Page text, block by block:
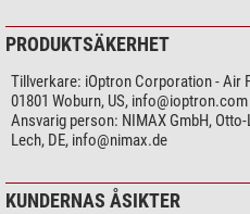
PRODUKTSÄKERHET
Tillverkare: iOptron Corporation - Air
01801 Woburn, US, info@ioptron.com
Ansvarig person: NIMAX GmbH,
Lech, DE, info@nimax.de
KUNDERNAS ÅSIKTER